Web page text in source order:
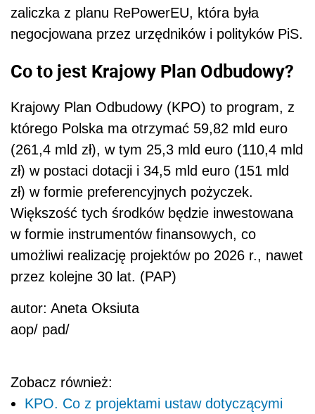
zaliczka z planu RePowerEU, która była
negocjowana przez urzędników i polityków PiS.
Co to jest Krajowy Plan Odbudowy?
Krajowy Plan Odbudowy (KPO) to program, z
którego Polska ma otrzymać 59,82 mld euro
(261,4 mld zł), w tym 25,3 mld euro (110,4 mld
zł) w postaci dotacji i 34,5 mld euro (151 mld
zł) w formie preferencyjnych pożyczek.
Większość tych środków będzie inwestowana
w formie instrumentów finansowych, co
umożliwi realizację projektów po 2026 r., nawet
przez kolejne 30 lat. (PAP)
autor: Aneta Oksiuta
aop/ pad/
Zobacz również:
KPO. Co z projektami ustaw dotyczącymi